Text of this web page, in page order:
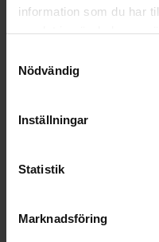
information som du har
Nödvändig
Inställningar
Statistik
Marknadsföring
​Staffanstaven byggd på
3 699 KR